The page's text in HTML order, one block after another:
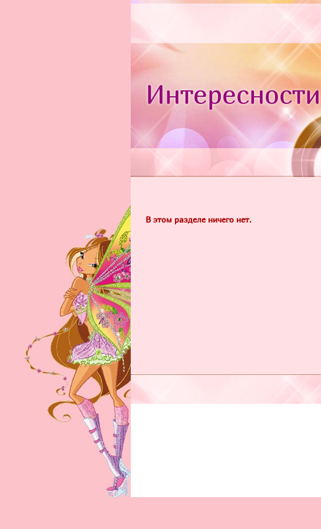
Интересности
В этом разделе ничего нет.